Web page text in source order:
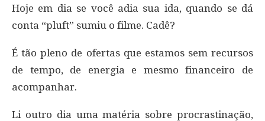
Hoje em dia se você adia sua ida, quando se dá
conta “pluft” sumiu o filme. Cadê?
É tão pleno de ofertas que estamos sem recursos
de tempo, de energia e mesmo financeiro de
acompanhar.
Li outro dia uma matéria sobre procrastinação,